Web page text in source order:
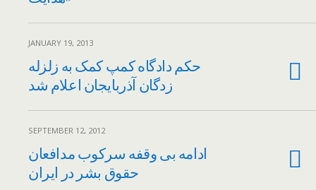
JANUARY 19, 2013
حکم دادگاه کمپ کمک به زلزله
زدگان آذربایجان اعلام شد
SEPTEMBER 12, 2012
ادامه بی وقفه سرکوب مدافعان
حقوق بشر در ایران